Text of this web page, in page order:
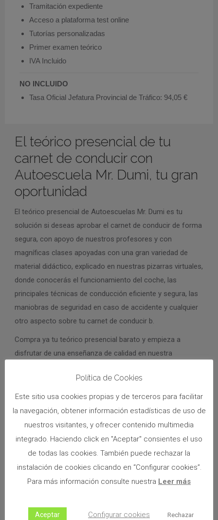
Tramitación expediente
Acceso a plataforma test online
Tutorías personalizadas
Primer examen teórico
IVA Incluido
NO INCLUIDO
Tasa Oficial Jefatura Provincial de Tráfico: 94,05 €
El teórico presencial de tu
carnet de conducir con
Autoescuela Mr. Dumi, tu gran
oportunidad
El teórico presencial de Autoescuelas Mr. Dumi es tu
solución si deseas aprobar el carnet de conducir de forma
segura, con apoyo de nuestros profesores y con
magníficas clases apoyadas con una gran variedad de
material didáctico, explicado en nuestras pizarras virtuales,
donde conocerás el funcionamiento del coche, las
principales técnicas de conducción eficiente y segura, las
maniobras de seguridad en caso de accidente y cualquier
otro aspecto sobre tu carnet de conducir b.
Compra ya tu teórico presencial barato y empieza a
disfrutar de una enseñanza de calidad en nuestra
serás un héroe en la carretera.
Tu teórico presencial incluye el material didáctico
necesariopara conocer todos los puntos básicos para
aprobar tu examen teórico del carnet de conducir, la
tramitación del expediente de laDGT , elacceso a la
plataforma virtual online de testasí comotutorías
personalizadasen las que resolver todas tus dudas
durante el aprendizaje y antes del examen.¡¡Empieza ya a
con Autoescuelas Mr. Dumi!!
Política de Cookies
Este sitio usa cookies propias y de terceros para facilitar
la navegación, obtener información estadísticas de uso de
nuestros visitantes, y ofrecer contenido multimedia
integrado. Haciendo click en "Aceptar" consientes el uso
de todas las cookies. También puede rechazar la
instalación de cookies clicando en “Configurar cookies”.
Para más información consulte nuestra Leer más
Aceptar Configurar cookies Rechazar